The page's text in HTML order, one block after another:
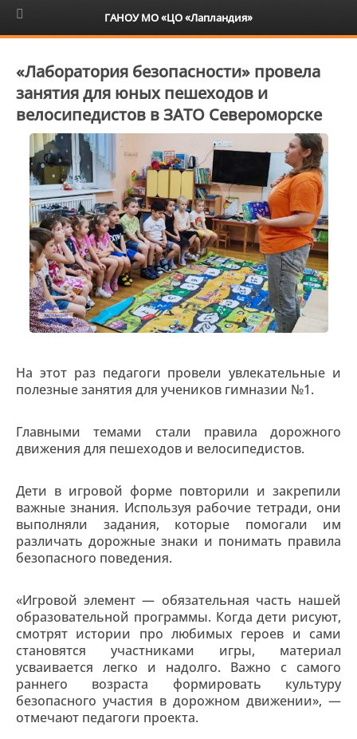
6+
«Лаборатория безопасности» провела
занятия для юных пешеходов и
велосипедистов в ЗАТО Североморске
На этот раз педагоги провели увлекательные и
полезные занятия для учеников гимназии №1.
Главными темами стали правила дорожного
движения для пешеходов и велосипедистов.
Дети в игровой форме повторили и закрепили
важные знания. Используя рабочие тетради, они
выполняли задания, которые помогали им
различать дорожные знаки и понимать правила
безопасного поведения.
«Игровой элемент — обязательная часть нашей
образовательной программы. Когда дети рисуют,
смотрят истории про любимых героев и сами
становятся участниками игры, материал
усваивается легко и надолго. Важно с самого
раннего возраста формировать культуру
безопасного участия в дорожном движении», —
отмечают педагоги проекта.
ГАНОУ МО «ЦО «Лапландия»